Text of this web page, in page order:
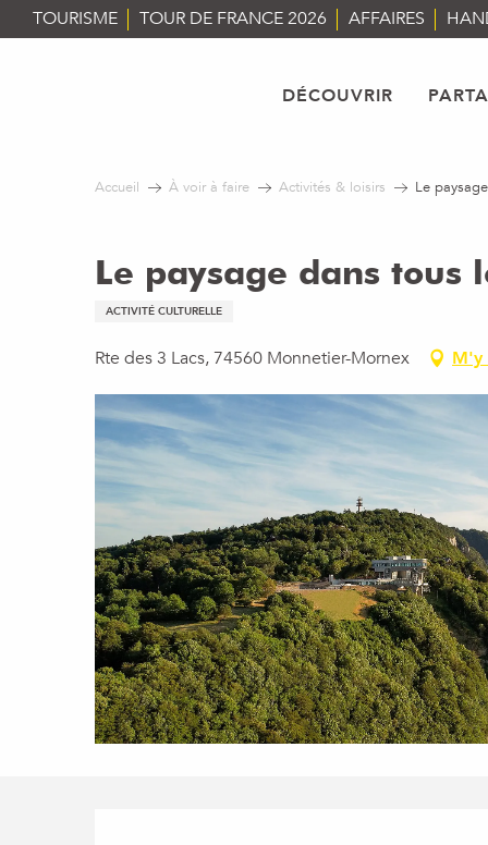
Aller
au
TOURISME TOUR DE FRANCE 2026 AFFAIRES
DÉCOUVRIR
Accueil À voir à faire Activités & loisirs Le
Le paysage dans tous
ACTIVITÉ CULTURELLE
Rte des 3 Lacs, 74560 Monnetier-Mornex M'y